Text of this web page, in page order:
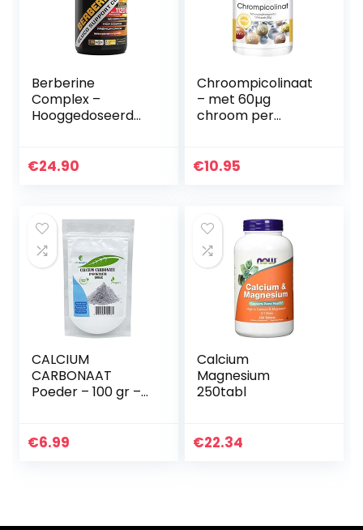
Berberine
Complex –
Hooggedoseerd
Berberine HCL,
€24.90
Chroompicolinaat
– met 60µg
chroom per
sporenelement –
€10.95
CALCIUM
CARBONAAT
Poeder – 100 gr –
upformuleringen
€6.99
Calcium
Magnesium
250tabl
€22.34